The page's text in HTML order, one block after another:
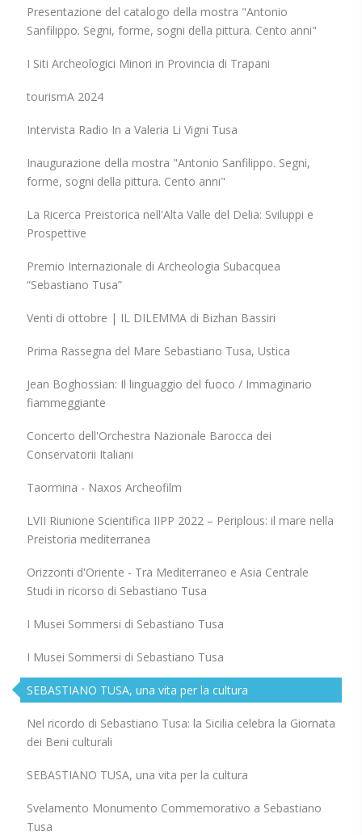
Presentazione del catalogo della mostra "Antonio
Sanfilippo. Segni, forme, sogni della pittura. Cento anni"
I Siti Archeologici Minori in Provincia di Trapani
tourismA 2024
Intervista Radio In a Valeria Li Vigni Tusa
Inaugurazione della mostra "Antonio Sanfilippo. Segni,
forme, sogni della pittura. Cento anni"
La Ricerca Preistorica nell'Alta Valle del Delia: Sviluppi e
Prospettive
Premio Internazionale di Archeologia Subacquea
“Sebastiano Tusa”
Venti di ottobre | IL DILEMMA di Bizhan Bassiri
Prima Rassegna del Mare Sebastiano Tusa, Ustica
Jean Boghossian: Il linguaggio del fuoco / Immaginario
fiammeggiante
Concerto dell'Orchestra Nazionale Barocca dei
Conservatorii Italiani
Taormina - Naxos Archeofilm
LVII Riunione Scientifica IIPP 2022 – Periplous: il mare nella
Preistoria mediterranea
Orizzonti d'Oriente - Tra Mediterraneo e Asia Centrale
Studi in ricorso di Sebastiano Tusa
I Musei Sommersi di Sebastiano Tusa
I Musei Sommersi di Sebastiano Tusa
SEBASTIANO TUSA, una vita per la cultura
Nel ricordo di Sebastiano Tusa: la Sicilia celebra la Giornata
dei Beni culturali
SEBASTIANO TUSA, una vita per la cultura
Svelamento Monumento Commemorativo a Sebastiano
Tusa